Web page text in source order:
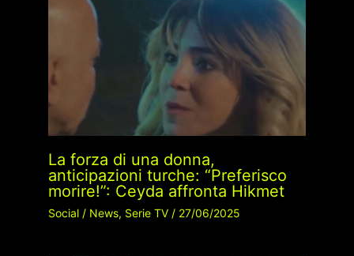
La forza di una donna,
anticipazioni turche: “Preferisco
morire!”: Ceyda affronta Hikmet
Social/ News, Serie TV/ 27/06/2025